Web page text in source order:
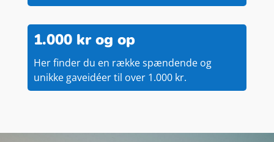
1.000 kr og op
Her finder du en række spændende og
unikke gaveidéer til over 1.000 kr.